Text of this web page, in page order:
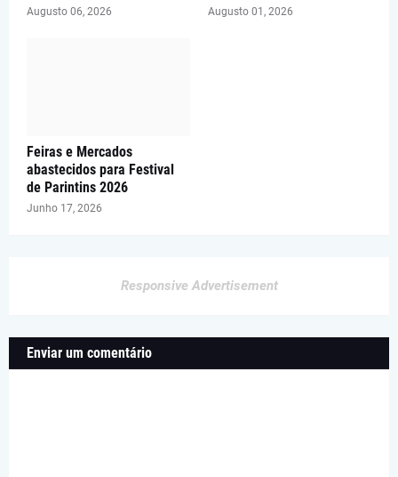
Augusto 06, 2026 Augusto 01, 2026
Feiras e Mercados
abastecidos para Festival
de Parintins 2026
Junho 17, 2026
Responsive Advertisement
Enviar um comentário